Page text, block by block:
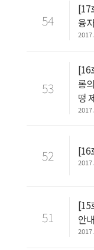
54
[17
융
53
[16
롱
떵
52 [16
51
[15
안내